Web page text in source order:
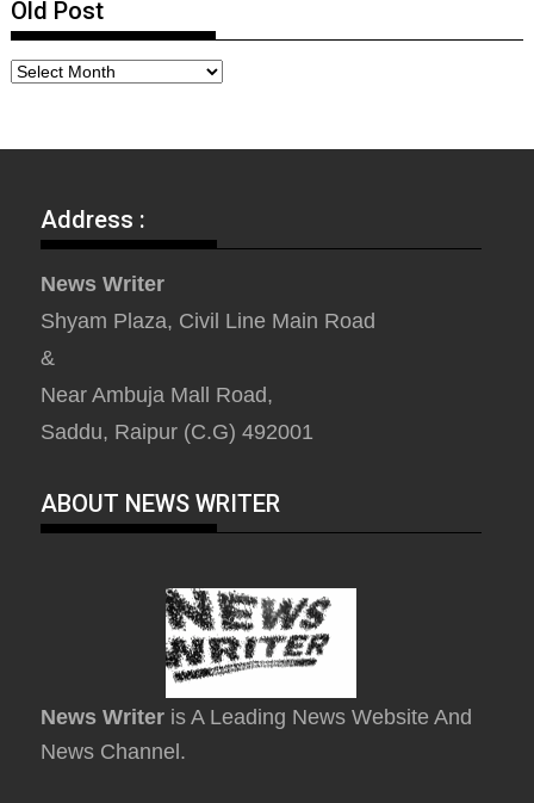
Old Post
Address :
News Writer
Shyam Plaza, Civil Line Main Road
&
Near Ambuja Mall Road,
Saddu, Raipur (C.G) 492001
ABOUT NEWS WRITER
News Writer is A Leading News Website And
News Channel.